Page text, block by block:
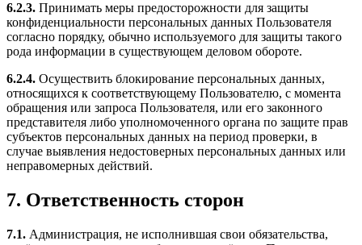
6.2.3. Принимать меры предосторожности для защиты
конфиденциальности персональных данных Пользователя
согласно порядку, обычно используемого для защиты такого
рода информации в существующем деловом обороте.
6.2.4. Осуществить блокирование персональных данных,
относящихся к соответствующему Пользователю, с момента
обращения или запроса Пользователя, или его законного
представителя либо уполномоченного органа по защите прав
субъектов персональных данных на период проверки, в
случае выявления недостоверных персональных данных или
неправомерных действий.
7. Ответственность сторон
7.1. Администрация, не исполнившая свои обязательства,